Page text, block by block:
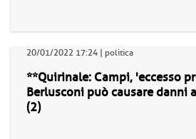
20/01/2022 17:24 | politica
**Quirinale: Campi, 'eccesso
Berlusconi può causare danni
(2)